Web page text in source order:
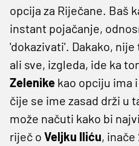
opcija za Riječane. Baš
instant pojačanje,
'dokazivati'. Dakako,
ali sve, izgleda, ide ka
Zelenike kao opciju ima
čije se ime zasad drži u
može načuti kako bi
riječ o Veljku Iliću,